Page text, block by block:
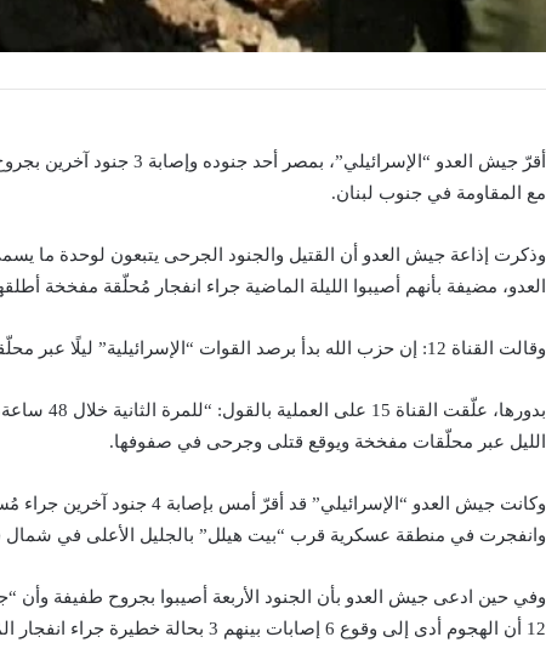
أقرّ جيش العدو “الإسرائيلي”،
مع المقاومة في جنوب لبنان.
وذكرت إذاعة جيش العدو أن القتيل والجنود الجرحى يتبعون لوحدة ما
العدو، مضيفة بأنهم أصيبوا الليلة الماضية جراء انفجار مُحلّقة مفخخة
وقالت القناة 12: إن حزب الله بدأ برصد القوات “الإسرائيلية” ليلًا عبر محلّقات مزودة بكاميرات حرارية، وتتبُعها وضربها.
بدورها،
الليل عبر محلّقات مفخخة ويوقع قتلى وجرحى في صفوفها.
وكانت جيش العدو “الإسرائيلي” قد
وانفجرت في منطقة عسكرية قرب “بيت هيلل” بالجليل الأعلى في شمال
وفي حين ادعى جيش العدو بأن الجنود الأربعة أصيبوا بجروح طفيفة
12 أن الهجوم أدى إلى وقوع 6 إصابات بينهم 3 بحالة خطيرة جراء انفجار المُسيرة في “بيت هلل”.